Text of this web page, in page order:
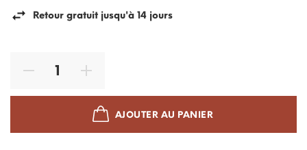
Retour gratuit jusqu'à 14 jours
AJOUTER AU PANIER